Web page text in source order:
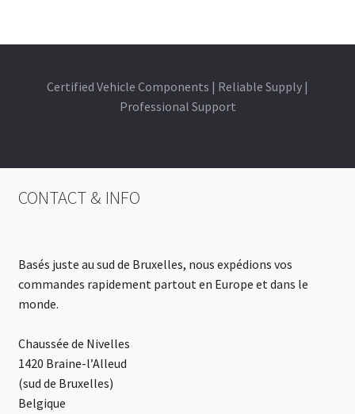
Certified Vehicle Components | Reliable Supply |
Professional Support
CONTACT & INFO
Basés juste au sud de Bruxelles, nous expédions vos
commandes rapidement partout en Europe et dans le
monde.
Chaussée de Nivelles
1420 Braine-l’Alleud
(sud de Bruxelles)
Belgique